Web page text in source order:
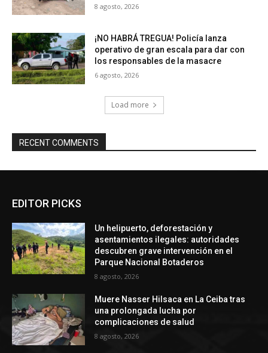
8 agosto, 2026
¡NO HABRÁ TREGUA! Policía lanza
operativo de gran escala para dar con
los responsables de la masacre
6 agosto, 2026
Load more
RECENT COMMENTS
EDITOR PICKS
Un helipuerto, deforestación y
asentamientos ilegales: autoridades
descubren grave intervención en el
Parque Nacional Botaderos
8 agosto, 2026
Muere Nasser Hilsaca en La Ceiba tras
una prolongada lucha por
complicaciones de salud
8 agosto, 2026